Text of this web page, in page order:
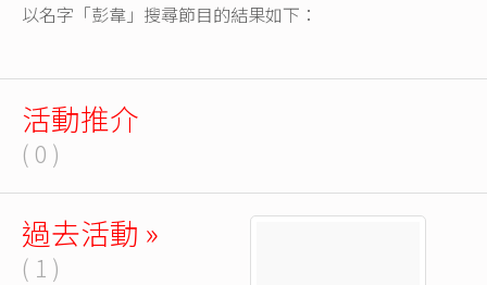
以名字「彭韋」搜尋節目的結果如下：
活動推介
( 0 )
過去活動 »
( 1 )